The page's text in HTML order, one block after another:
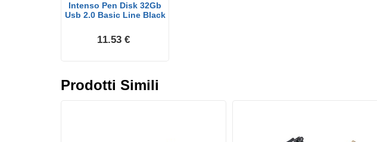
Intenso Pen Disk 32Gb
Usb 2.0 Basic Line Black
11.53 €
Prodotti Simili